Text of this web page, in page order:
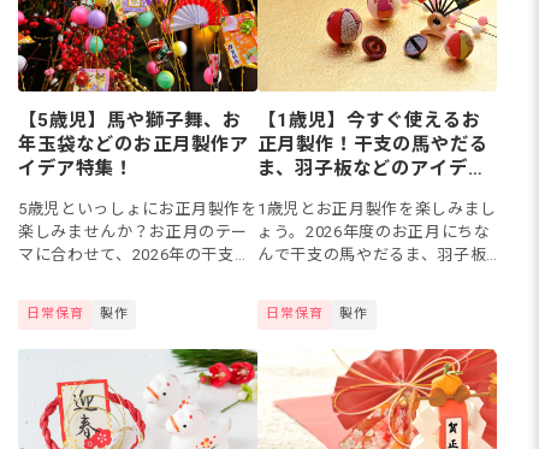
【5歳児】馬や獅子舞、お
年玉袋などのお正月製作ア
イデア特集！
5歳児といっしょにお正月製作を
楽しみませんか？お正月のテー
マに合わせて、2026年の干支で
そうですね。今回は5歳児クラス
で楽しめる、お正月製作の...
日常保育 製作
【1歳児】今すぐ使えるお
正月製作！干支の馬やだる
ま、羽子板などのアイデア
1歳児とお正月製作を楽しみまし
ょう。2026年度のお正月にちな
んで干支の馬やだるま、羽子板
は、1歳児クラスで楽しめるお正
月の製作アイデアをまとめま...
日常保育 製作